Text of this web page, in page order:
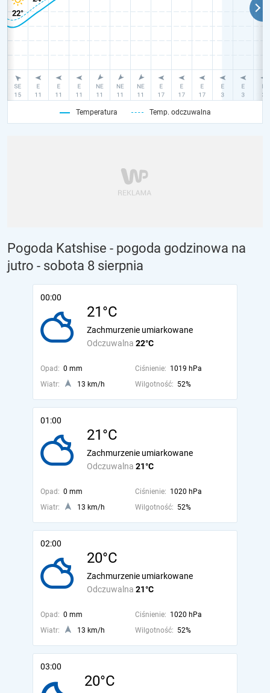
Temperatura Temp. odczuwalna
Pogoda Katshise - pogoda godzinowa na
jutro - sobota 8 sierpnia
00:00
21°C
Odczuwalna 22°C
Zachmurzenie umiarkowane
Opad: 0 mm Ciśnienie: 1019 hPa
Wiatr:
13 km/h Wilgotność: 52%
01:00
21°C
Odczuwalna 21°C
Zachmurzenie umiarkowane
Opad: 0 mm Ciśnienie: 1020 hPa
Wiatr:
13 km/h Wilgotność: 52%
02:00
20°C
Odczuwalna 21°C
Zachmurzenie umiarkowane
Opad: 0 mm Ciśnienie: 1020 hPa
Wiatr:
13 km/h Wilgotność: 52%
03:00
20°C